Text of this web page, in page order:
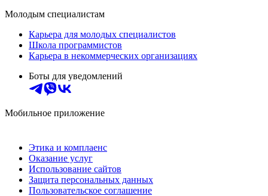
Молодым специалистам
Карьера для молодых специалистов
Школа программистов
Карьера в некоммерческих организациях
Боты для уведомлений
Мобильное приложение
Этика и комплаенс
Оказание услуг
Использование сайтов
Защита персональных данных
Пользовательское соглашение